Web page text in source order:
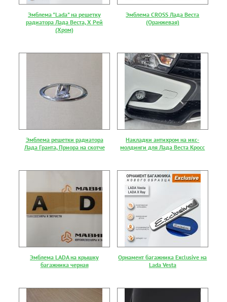
Эмблема "Lada" на решетку
радиатора Лада Веста, Х Рей
(Хром)
Эмблема CROSS Лада Веста
(Оранжевая)
Эмблема решетки радиатора
Лада Гранта, Приора на скотче
Накладки антихром на икс-
молдинги для Лада Веста Кросс
Эмблема LADA на крышку
багажника черная
Орнамент багажника Exclusive на
Lada Vesta